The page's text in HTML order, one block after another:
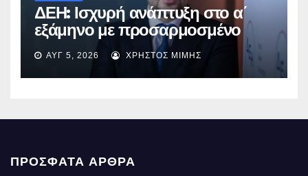
ΔΕΗ: Ισχυρή ανάπτυξη στο α΄
εξάμηνο με προσαρμοσμένο
EBITDA στα €1,2 δισ.
ΑΥΓ 5, 2026 ΧΡΉΣΤΟΣ ΜΊΜΗΣ
ΠΡΌΣΦΑΤΑ ΆΡΘΡΑ